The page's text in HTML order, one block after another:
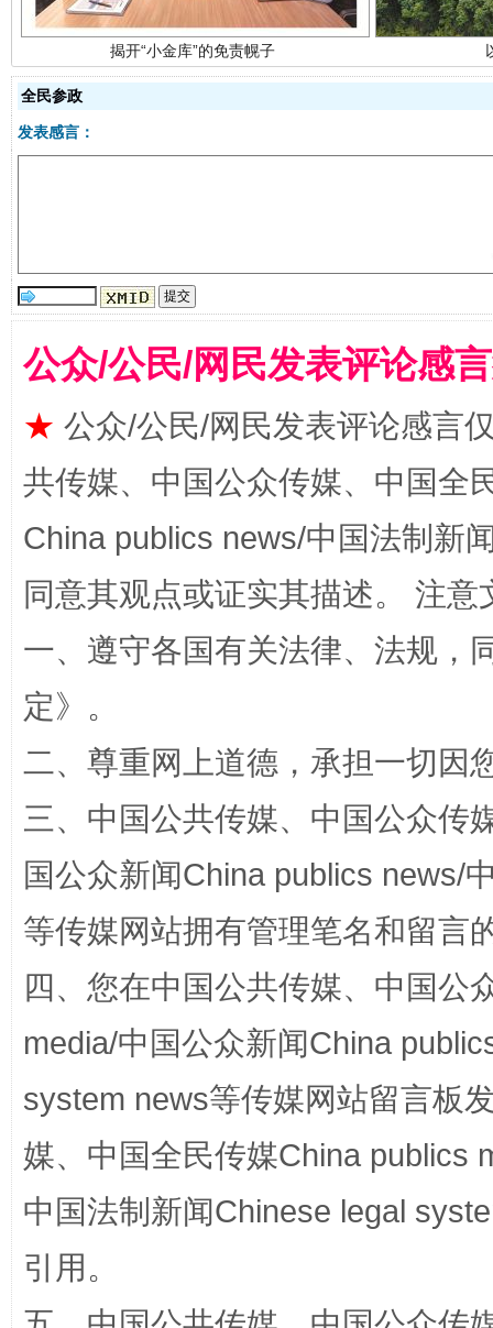
全民健身五年计划来了！等你上场
阿坝州三大球赛在茂县开幕
全民参政
发表感言：
公众/公民/网民发表评论感
★ 公众/公民/网民发表评论感言
共传媒、中国公众传媒、中国全
China publics news/中国法制新
同意其观点或证实其描述。 注
一、遵守各国有关法律、法规，
定》。
二、尊重网上道德，承担一切因
三、中国公共传媒、中国公众传
国公众新闻China publics news/
等传媒网站拥有管理笔名和留言
四、您在中国公共传媒、中国公
media/中国公众新闻China
system news等传媒网站留言板
媒、中国全民传媒China publics
中国法制新闻Chinese legal
引用。